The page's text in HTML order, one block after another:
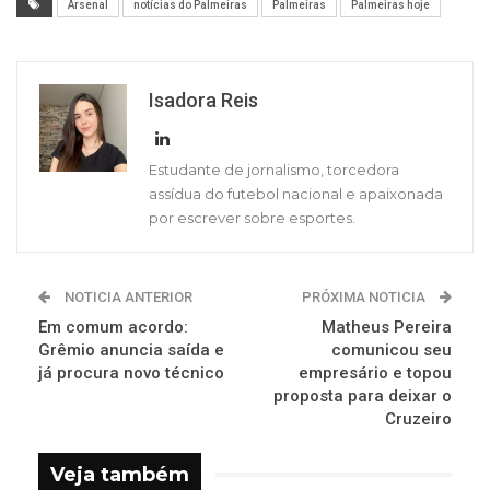
Arsenal notícias do Palmeiras Palmeiras Palmeiras hoje
Isadora Reis
Estudante de jornalismo, torcedora
assídua do futebol nacional e apaixonada
por escrever sobre esportes.
NOTICIA ANTERIOR
Em comum acordo:
Grêmio anuncia saída e
já procura novo técnico
PRÓXIMA NOTICIA
Matheus Pereira
comunicou seu
empresário e topou
proposta para deixar o
Cruzeiro
Veja também